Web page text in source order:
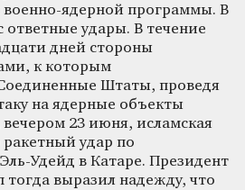
военно-ядерной программы. В
ответные удары. В течение
дней стороны
к которым
Штаты, проведя
на ядерные объекты
23 июня, исламская
ракетный удар по
Удейд в Катаре. Президент
выразил надежду, что